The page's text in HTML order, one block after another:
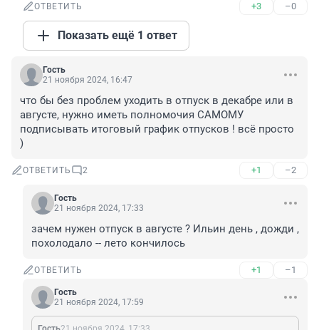
ОТВЕТИТЬ +3 –0
Показать ещё 1 ответ
Гость
21 ноября 2024, 16:47
что бы без проблем уходить в отпуск в декабре или в
августе, нужно иметь полномочия САМОМУ
подписывать итоговый график отпусков ! всё просто
)
ОТВЕТИТЬ 2 +1 –2
Гость
21 ноября 2024, 17:33
зачем нужен отпуск в августе ? Ильин день , дожди ,
похолодало -- лето кончилось
ОТВЕТИТЬ +1 –1
Гость
21 ноября 2024, 17:59